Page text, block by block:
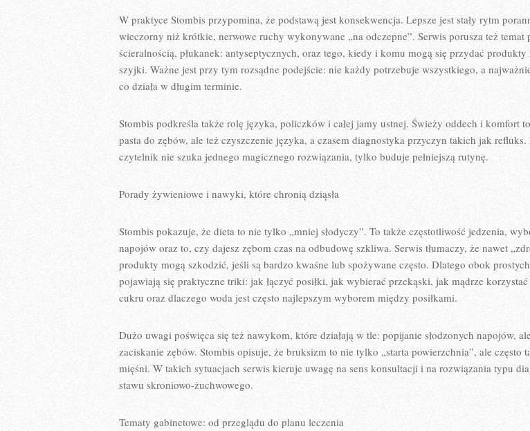
W praktyce Stombis przypomina, że podstawą jest konsekwencja. Lepsze jest stały rytm
wieczorny niż krótkie, nerwowe ruchy wykonywane „na odczepne”. Serwis porusza też temat
ścieralnością, płukanek: antyseptycznych, oraz tego, kiedy i komu mogą się przydać produkty
szyjki. Ważne jest przy tym rozsądne podejście: nie każdy potrzebuje wszystkiego, a
co działa w długim terminie.
Stombis podkreśla także rolę języka, policzków i całej jamy ustnej. Świeży oddech i komfort
pasta do zębów, ale też czyszczenie języka, a czasem diagnostyka przyczyn takich jak
czytelnik nie szuka jednego magicznego rozwiązania, tylko buduje pełniejszą rutynę.
Porady żywieniowe i nawyki, które chronią dziąsła
Stombis pokazuje, że dieta to nie tylko „mniej słodyczy”. To także częstotliwość jedzenia,
napojów oraz to, czy dajesz zębom czas na odbudowę szkliwa. Serwis tłumaczy, że nawet
produkty mogą szkodzić, jeśli są bardzo kwaśne lub spożywane często. Dlatego obok
pojawiają się praktyczne triki: jak łączyć posiłki, jak wybierać przekąski, jak mądrze
cukru oraz dlaczego woda jest często najlepszym wyborem między posiłkami.
Dużo uwagi poświęca się też nawykom, które działają w tle: popijanie słodzonych napojów,
zaciskanie zębów. Stombis opisuje, że bruksizm to nie tylko „starta powierzchnia”, ale często
mięśni. W takich sytuacjach serwis kieruje uwagę na sens konsultacji i na rozwiązania typu
stawu skroniowo-żuchwowego.
Tematy gabinetowe: od przeglądu do planu leczenia